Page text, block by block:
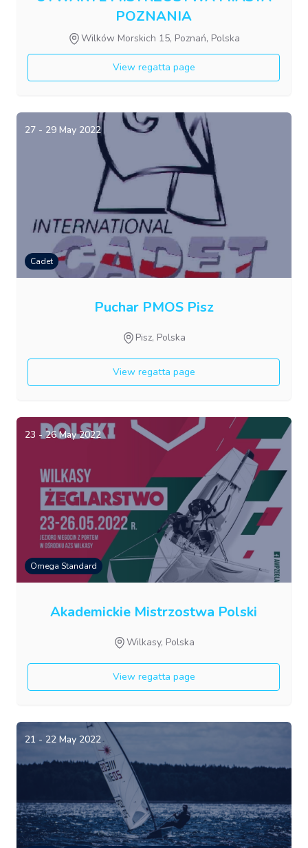
POZNANIA
Wilków Morskich 15, Poznań, Polska
View regatta page
27 - 29 May 2022
Cadet
Puchar PMOS Pisz
Pisz, Polska
View regatta page
23 - 26 May 2022
Omega Standard
Akademickie Mistrzostwa Polski
Wilkasy, Polska
View regatta page
21 - 22 May 2022